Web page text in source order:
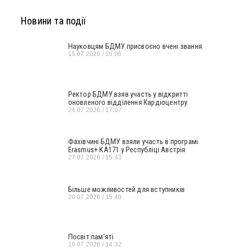
Новини та події
Науковцям БДМУ присвоєно вчені звання
15.07.2026 16:06
Ректор БДМУ взяв участь у відкритті
оновленого відділення Кардіоцентру
24.07.2026 17:07
Фахівчині БДМУ взяли участь в програмі
Erasmus+ KA171 у Республіці Австрія
27.07.2026 15:43
Більше можливостей для вступників
20.07.2026 15:49
Посвіт пам’яті
10.07.2026 14:32